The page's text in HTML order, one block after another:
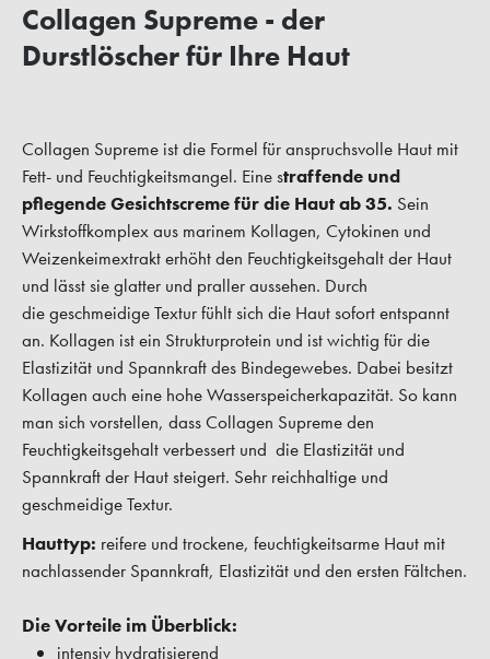
Collagen Supreme - der
Durstlöscher für Ihre Haut
Collagen Supreme ist die Formel für anspruchsvolle Haut mit
Fett- und Feuchtigkeitsmangel. Eine straffende und
pflegende Gesichtscreme für die Haut ab 35. Sein
Wirkstoffkomplex aus marinem Kollagen, Cytokinen und
Weizenkeimextrakt erhöht den Feuchtigkeitsgehalt der Haut
und lässt sie glatter und praller aussehen. Durch
die geschmeidige Textur fühlt sich die Haut sofort entspannt
an. Kollagen ist ein Strukturprotein und ist wichtig für die
Elastizität und Spannkraft des Bindegewebes. Dabei besitzt
Kollagen auch eine hohe Wasserspeicherkapazität. So kann
man sich vorstellen, dass Collagen Supreme den
Feuchtigkeitsgehalt verbessert und die Elastizität und
Spannkraft der Haut steigert. Sehr reichhaltige und
geschmeidige Textur.
Hauttyp: reifere und trockene, feuchtigkeitsarme Haut mit
nachlassender Spannkraft, Elastizität und den ersten Fältchen.
Die Vorteile im Überblick:
intensiv hydratisierend